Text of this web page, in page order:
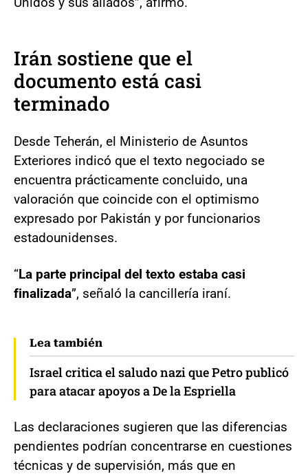
Irán sostiene que el
documento está casi
terminado
Desde Teherán, el Ministerio de Asuntos
Exteriores indicó que el texto negociado se
encuentra prácticamente concluido, una
valoración que coincide con el optimismo
expresado por Pakistán y por funcionarios
estadounidenses.
“La parte principal del texto estaba casi
finalizada”, señaló la cancillería iraní.
Lea también
Israel critica el saludo nazi que Petro publicó
para atacar apoyos a De la Espriella
Las declaraciones sugieren que las diferencias
pendientes podrían concentrarse en cuestiones
técnicas y de supervisión, más que en